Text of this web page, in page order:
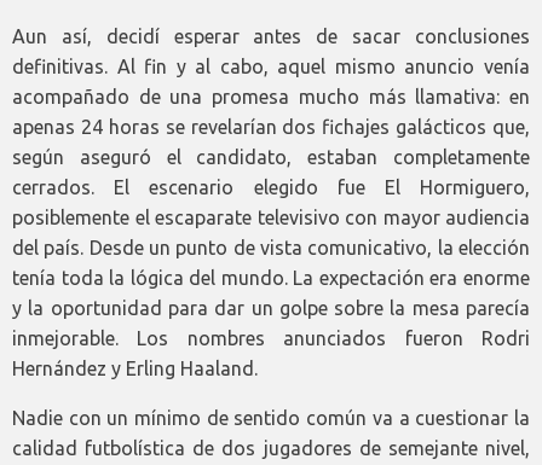
Aun así, decidí esperar antes de sacar conclusiones
definitivas. Al fin y al cabo, aquel mismo anuncio venía
acompañado de una promesa mucho más llamativa: en
apenas 24 horas se revelarían dos fichajes galácticos que,
según aseguró el candidato, estaban completamente
cerrados. El escenario elegido fue El Hormiguero,
posiblemente el escaparate televisivo con mayor audiencia
del país. Desde un punto de vista comunicativo, la elección
tenía toda la lógica del mundo. La expectación era enorme
y la oportunidad para dar un golpe sobre la mesa parecía
inmejorable. Los nombres anunciados fueron Rodri
Hernández y Erling Haaland.
Nadie con un mínimo de sentido común va a cuestionar la
calidad futbolística de dos jugadores de semejante nivel,